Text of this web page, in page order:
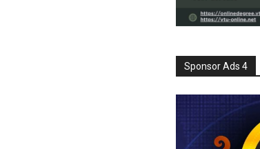
Sponsor Ads 4